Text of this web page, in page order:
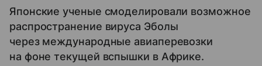
Японские ученые смоделировали возможное
распространение вируса Эболы
через международные авиаперевозки
на фоне текущей вспышки в Африке.